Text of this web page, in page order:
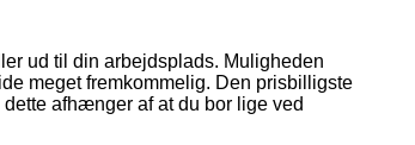
ud til din arbejdsplads. Muligheden
meget fremkommelig. Den prisbilligste
afhænger af at du bor lige ved